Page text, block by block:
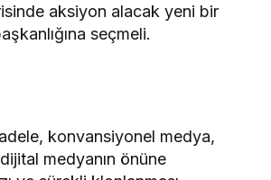
aksiyon alacak yeni bir
seçmeli.
konvansiyonel medya,
medyanın önüne